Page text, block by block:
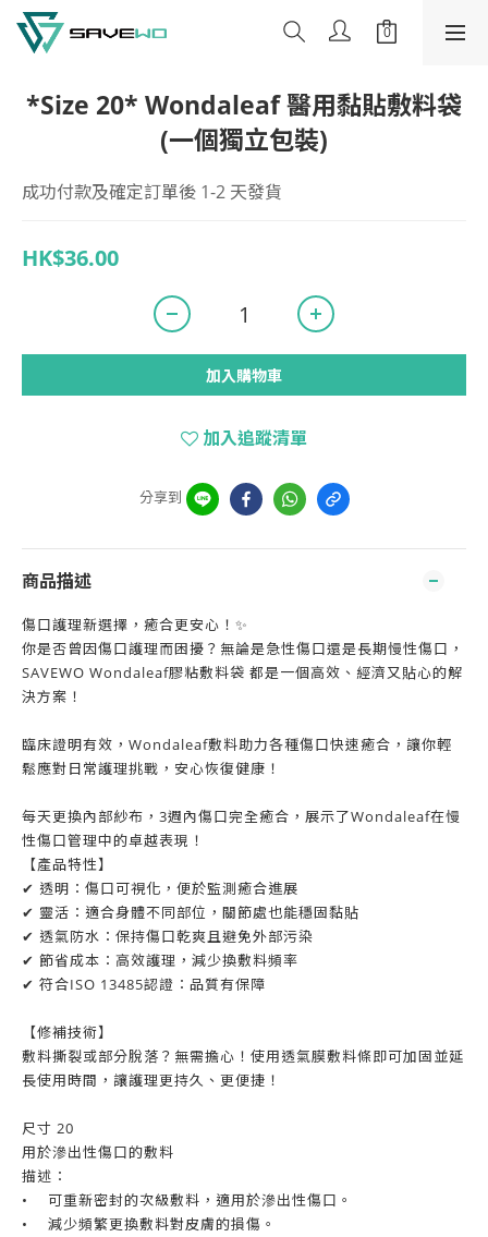
*Size 20* Wondaleaf 醫用黏貼敷料袋
(一個獨立包裝)
成功付款及確定訂單後 1-2 天發貨
HK$36.00
加入購物車
加入追蹤清單
分享到
商品描述
傷口護理新選擇，癒合更安心！✨
你是否曾因傷口護理而困擾？無論是急性傷口還是長期慢性傷口，
SAVEWO Wondaleaf膠粘敷料袋 都是一個高效、經濟又貼心的解
決方案！
臨床證明有效，Wondaleaf敷料助力各種傷口快速癒合，讓你輕
鬆應對日常護理挑戰，安心恢復健康！
每天更換內部紗布，3週內傷口完全癒合，展示了Wondaleaf在慢
性傷口管理中的卓越表現！
【產品特性】
✔ 透明：傷口可視化，便於監測癒合進展
✔ 靈活：適合身體不同部位，關節處也能穩固黏貼
✔ 透氣防水：保持傷口乾爽且避免外部污染
✔ 節省成本：高效護理，減少換敷料頻率
✔ 符合ISO 13485認證：品質有保障
【修補技術】
敷料撕裂或部分脫落？無需擔心！使用透氣膜敷料條即可加固並延
長使用時間，讓護理更持久、更便捷！
尺寸 20
用於滲出性傷口的敷料
描述：
•
可重新密封的次級敷料，適用於滲出性傷口。
•
減少頻繁更換敷料對皮膚的損傷。